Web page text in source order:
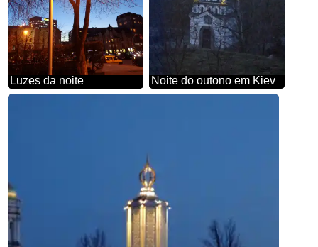
Luzes da noite Noite do outono em Kiev